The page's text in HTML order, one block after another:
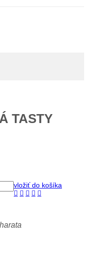
TASTY
vložiť do košíka